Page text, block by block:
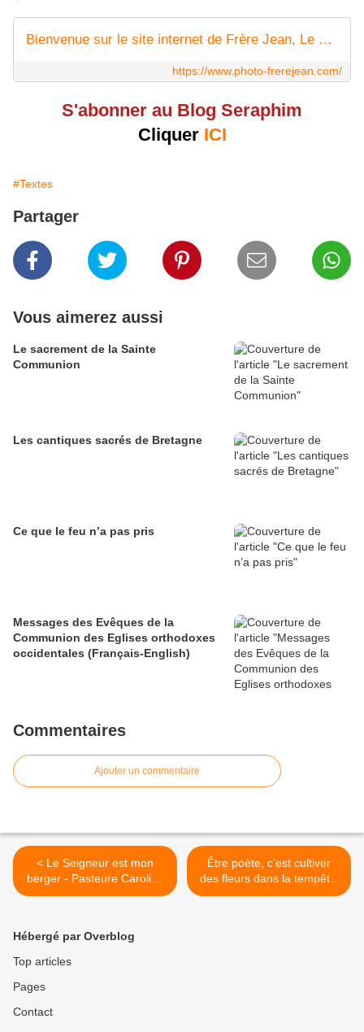
Bienvenue sur le site internet de Frère Jean, Le Skite Sainte Foy et le Fraternité Saint Martin.
https://www.photo-frerejean.com/
S'abonner au Blog Seraphim
Cliquer ICI
#Textes
Partager
Vous aimerez aussi
Le sacrement de la Sainte
Communion
Les cantiques sacrés de Bretagne
Ce que le feu n’a pas pris
Messages des Evêques de la
Communion des Eglises orthodoxes
occidentales (Français-English)
Commentaires
Ajouter un commentaire
< Le Seigneur est mon
berger - Pasteure Caroline
Bretones
Être poète, c’est cultiver
des fleurs dans la tempête
>
Hébergé par Overblog
Top articles
Pages
Contact